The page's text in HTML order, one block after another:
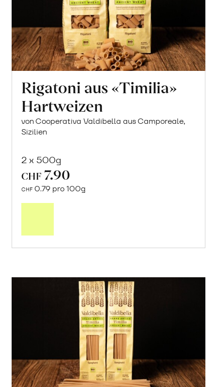
Rigatoni aus «Timilia»
Hartweizen
von Cooperativa Valdibella aus Camporeale,
Sizilien
2 x 500g
CHF 7.90
CHF 0.79 pro 100g